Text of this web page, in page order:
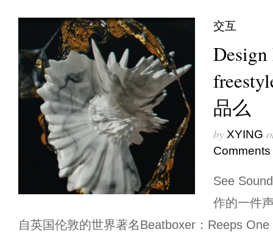
交互
品么
by XYING
Comments
See
作的一件
自英国伦敦的世界著名Beatboxer：Reeps